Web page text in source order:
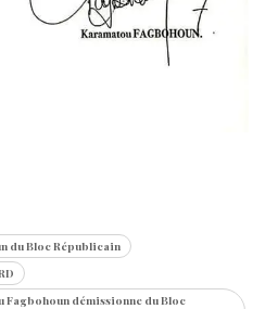
du Bloc Républicain
démissionne du Bloc